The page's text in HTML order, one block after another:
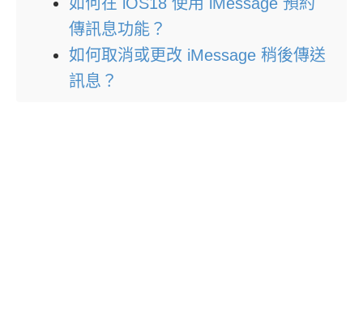
如何在 iOS18 使用 iMessage 預約
傳訊息功能？
如何取消或更改 iMessage 稍後傳送
訊息？